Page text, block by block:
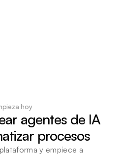
hoy
agentes de IA
procesos
y empiece a